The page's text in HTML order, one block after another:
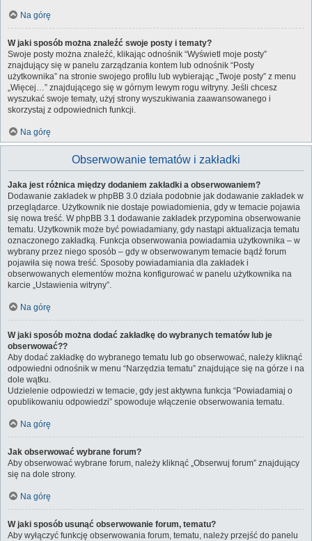
Na górę
W jaki sposób można znaleźć swoje posty i tematy?
Swoje posty można znaleźć, klikając odnośnik “Wyświetl moje posty”
znajdujący się w panelu zarządzania kontem lub odnośnik “Posty
użytkownika” na stronie swojego profilu lub wybierając „Twoje posty” z menu
„Więcej…” znajdującego się w górnym lewym rogu witryny. Jeśli chcesz
wyszukać swoje tematy, użyj strony wyszukiwania zaawansowanego i
skorzystaj z odpowiednich funkcji.
Na górę
Obserwowanie tematów i zakładki
Jaka jest różnica między dodaniem zakładki a obserwowaniem?
Dodawanie zakładek w phpBB 3.0 działa podobnie jak dodawanie zakładek w
przeglądarce. Użytkownik nie dostaje powiadomienia, gdy w temacie pojawia
się nowa treść. W phpBB 3.1 dodawanie zakładek przypomina obserwowanie
tematu. Użytkownik może być powiadamiany, gdy nastąpi aktualizacja tematu
oznaczonego zakładką. Funkcja obserwowania powiadamia użytkownika – w
wybrany przez niego sposób – gdy w obserwowanym temacie bądź forum
pojawiła się nowa treść. Sposoby powiadamiania dla zakładek i
obserwowanych elementów można konfigurować w panelu użytkownika na
karcie „Ustawienia witryny”.
Na górę
W jaki sposób można dodać zakładkę do wybranych tematów lub je
obserwować??
Aby dodać zakładkę do wybranego tematu lub go obserwować, należy kliknąć
odpowiedni odnośnik w menu “Narzędzia tematu” znajdujące się na górze i na
dole wątku.
Udzielenie odpowiedzi w temacie, gdy jest aktywna funkcja “Powiadamiaj o
opublikowaniu odpowiedzi” spowoduje włączenie obserwowania tematu.
Na górę
Jak obserwować wybrane forum?
Aby obserwować wybrane forum, należy kliknąć „Obserwuj forum” znajdujący
się na dole strony.
Na górę
W jaki sposób usunąć obserwowanie forum, tematu?
Aby wyłączyć funkcję obserwowania forum, tematu, należy przejść do panelu